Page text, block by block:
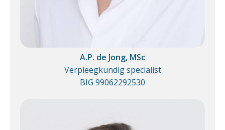
A.P. de Jong, MSc
Verpleegkundig specialist
BIG 99062292530